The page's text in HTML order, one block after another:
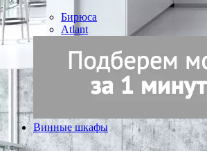
Бирюса
Atlant
Винные шкафы